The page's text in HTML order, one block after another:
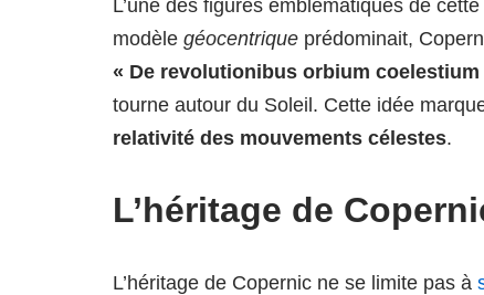
L’une des figures emblématiques de
modèle géocentrique prédominait,
« De revolutionibus orbium coelestium
tourne autour du Soleil. Cette idée
relativité des mouvements célestes.
L’héritage de
L’héritage de Copernic ne se limite pas à